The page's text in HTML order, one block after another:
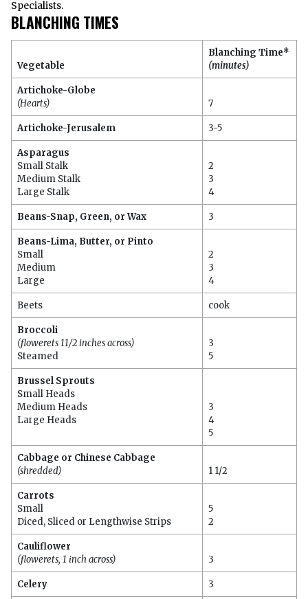
Specialists.
BLANCHING TIMES
Vegetable
Blanching Time*
(minutes)
Artichoke-Globe
(Hearts)
7
Artichoke-Jerusalem 3-5
Asparagus
Small Stalk
Medium Stalk
Large Stalk
2
3
4
Beans-Snap, Green, or Wax 3
Beans-Lima, Butter, or Pinto
Small
Medium
Large
2
3
4
Beets cook
Broccoli
(flowerets 11/2 inches across)
Steamed
3
5
Brussel Sprouts
Small Heads
Medium Heads
Large Heads
3
4
5
Cabbage or Chinese Cabbage
(shredded)
1 1/2
Carrots
Small
Diced, Sliced or Lengthwise Strips
5
2
Cauliflower
(flowerets, 1 inch across)
3
Celery 3